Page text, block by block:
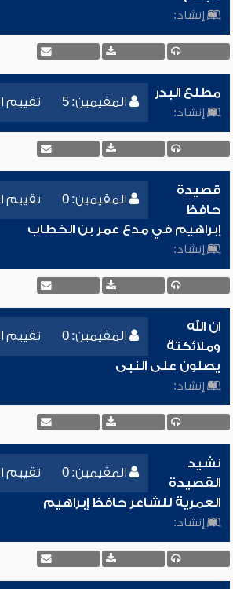
إنشاد:
المقيمين: 5 تقييم
مطلع البدر
إنشاد:
المقيمين: 0 تقييم
قصيدة
حافظ
إبراهيم في مدع عمر بن الخطاب
إنشاد:
المقيمين: 0 تقييم
ان الله
وملائكتة
يصلون على النبى
إنشاد:
المقيمين: 0 تقييم
نشيد
القصيدة
العمرية للشاعر حافظ إبراهيم
إنشاد: